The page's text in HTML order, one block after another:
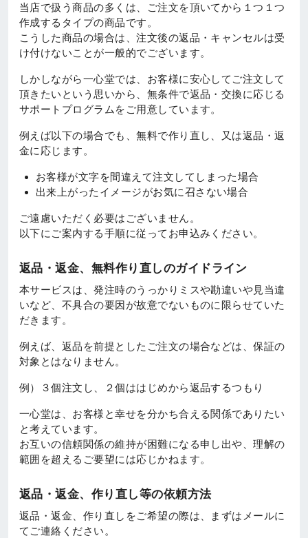
当店で扱う商品の多くは、ご注文を頂いてから１つ１つ
作成するタイプの商品です。
こうした商品の場合は、注文後の返品・キャンセルは受
け付けないことが一般的でございます。
しかしながら一心堂では、お客様に安心してご注文して
頂きたいという思いから、無条件で返品・交換に応じる
サポートプログラムをご用意しています。
例えば以下の場合でも、無料で作り直し、又は返品・返
金に応じます。
お客様が文字を間違えて注文してしまった場合
出来上がったイメージがお気に召さない場合
ご遠慮いただく必要はございません。
以下にご案内する手順に従ってお申込みください。
返品・返金、無料作り直しのガイドライン
本サービスは、発注時のうっかりミスや勘違いや見当違
いなど、不具合の要因が故意でないものに限らせていた
だきます。
例えば、返品を前提としたご注文の場合などは、保証の
対象とはなりません。
例）３個注文し、２個ははじめから返品するつもり
一心堂は、お客様と幸せを分かち合える関係でありたい
と考えています。
お互いの信頼関係の維持が困難になる申し出や、理解の
範囲を超えるご要望には応じかねます。
返品・返金、作り直し等の依頼方法
返品・返金、作り直しをご希望の際は、まずはメールに
てご連絡ください。